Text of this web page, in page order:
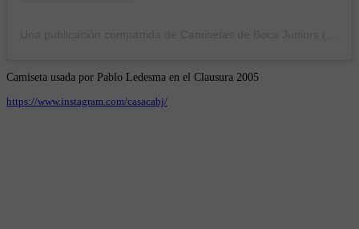
Camiseta usada por Pablo Ledesma en el Clausura 2005
https://www.instagram.com/casacabj/